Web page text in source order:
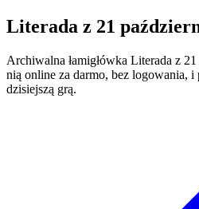
Literada z 21
Archiwalna łamigłówka Literada z
nią online za darmo, bez logowania,
dzisiejszą grą.